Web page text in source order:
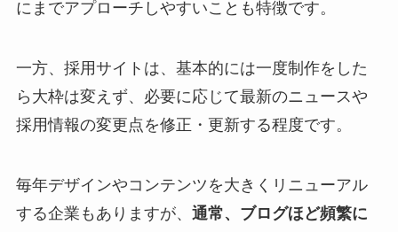
にまでアプローチしやすいことも特徴です。
一方、採用サイトは、基本的には一度制作をした
ら大枠は変えず、必要に応じて最新のニュースや
採用情報の変更点を修正・更新する程度です。
毎年デザインやコンテンツを大きくリニューアル
する企業もありますが、 通常、ブログほど頻繁に